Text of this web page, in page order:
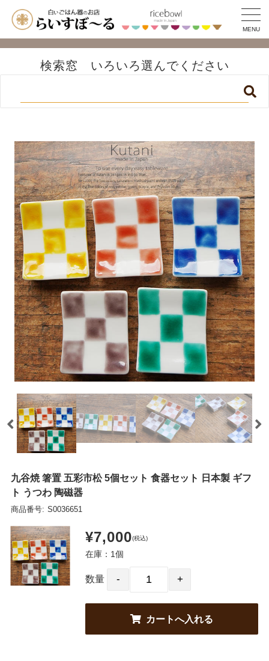
MENU
検索窓 いろいろ選んでください
九谷焼 箸置 五彩市松 5個セット 食器セット 日本製 ギフ
ト うつわ 陶磁器
商品番号: S0036651
¥7,000(税込)
在庫：1個
数量